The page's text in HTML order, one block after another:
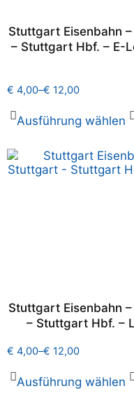
Stuttgart Eisenbahn
– Stuttgart Hbf. – E-
€ 4,00–€ 12,00
Ausführung wählen
Stuttgart Eisenbahn
– Stuttgart Hbf. –
€ 4,00–€ 12,00
Ausführung wählen